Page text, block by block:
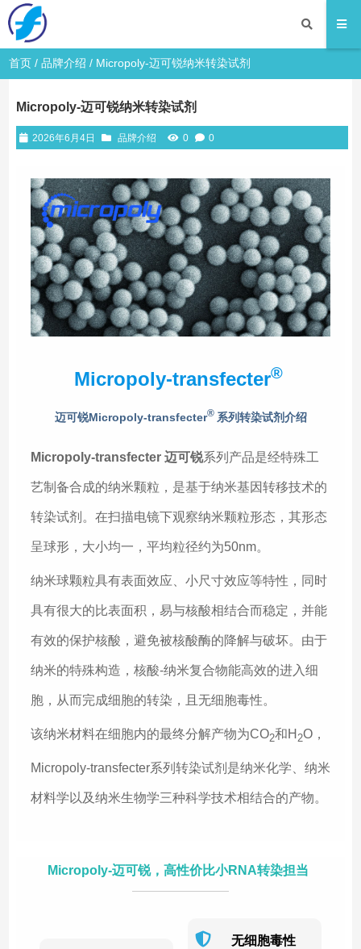
首页 /品牌介绍 / Micropoly-迈可锐纳米转染试剂
Micropoly-迈可锐纳米转染试剂
2026年6月4日 品牌介绍 0 0
Micropoly-transfecter®
迈可锐Micropoly-transfecter® 系列转染试剂介绍
Micropoly-transfecter 迈可锐系列产品是经特殊工
艺制备合成的纳米颗粒，是基于纳米基因转移技术的
转染试剂。在扫描电镜下观察纳米颗粒形态，其形态
呈球形，大小均一，平均粒径约为50nm。
纳米球颗粒具有表面效应、小尺寸效应等特性，同时
具有很大的比表面积，易与核酸相结合而稳定，并能
有效的保护核酸，避免被核酸酶的降解与破坏。由于
纳米的特殊构造，核酸-纳米复合物能高效的进入细
胞，从而完成细胞的转染，且无细胞毒性。
该纳米材料在细胞内的最终分解产物为CO2和H 2O，
Micropoly-transfecter系列转染试剂是纳米化学、纳米
材料学以及纳米生物学三种科学技术相结合的产物。
Micropoly-迈可锐，高性价比小RNA转染担当
无细胞毒性